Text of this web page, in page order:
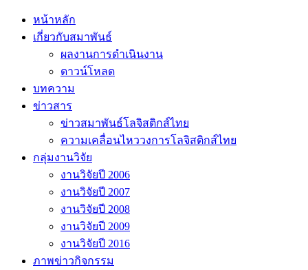
หน้าหลัก
เกี่ยวกับสมาพันธ์
ผลงานการดำเนินงาน
ดาวน์โหลด
บทความ
ข่าวสาร
ข่าวสมาพันธ์โลจิสติกส์ไทย
ความเคลื่อนไหววงการโลจิสติกส์ไทย
กลุ่มงานวิจัย
งานวิจัยปี 2006
งานวิจัยปี 2007
งานวิจัยปี 2008
งานวิจัยปี 2009
งานวิจัยปี 2016
ภาพข่าวกิจกรรม